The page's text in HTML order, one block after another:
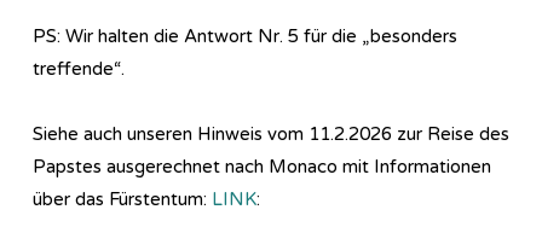
PS: Wir halten die Antwort Nr. 5 für die „besonders
treffende“.
Siehe auch unseren Hinweis vom 11.2.2026 zur Reise des
Papstes ausgerechnet nach Monaco mit Informationen
über das Fürstentum: LINK: